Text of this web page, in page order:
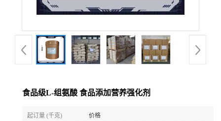
食品级L-组氨酸 食品添加营养强化剂
起订量 (千克) 价格